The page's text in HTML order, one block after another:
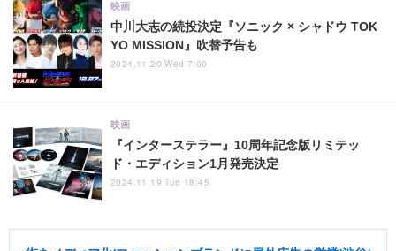
中川大志の続投決定『ソニック × シャドウ TOK
YO MISSION』吹替予告も
映画
2024.11.20 Wed 7:00
『インターステラー』10周年記念版リミテッ
ド・エディション1月発売決定
映画
2024.11.19 Tue 18:45